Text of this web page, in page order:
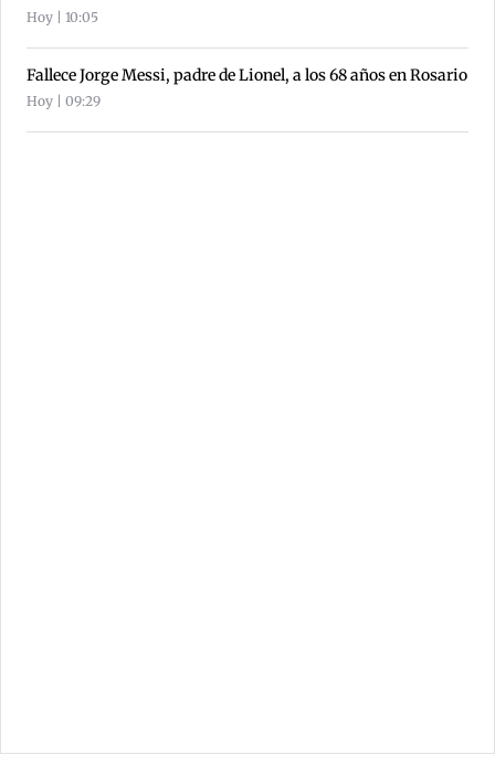
Hoy | 10:05
Fallece Jorge Messi, padre de Lionel, a los 68 años en Rosario
Hoy | 09:29